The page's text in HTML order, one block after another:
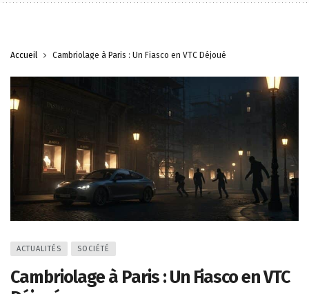
Accueil Cambriolage à Paris : Un Fiasco en VTC Déjoué
ACTUALITÉS SOCIÉTÉ
Cambriolage à Paris : Un Fiasco en VTC